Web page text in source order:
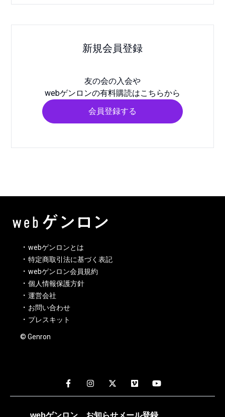
新規会員登録
友の会の入会や
webゲンロンの有料購読はこちらから
会員登録する
webゲンロンとは
特定商取引法に基づく表記
webゲンロン会員規約
個人情報保護方針
運営会社
お問い合わせ
プレスキット
© Genron
webゲンロン お知らせメール登録